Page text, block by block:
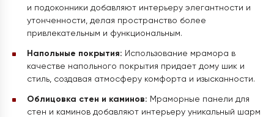
и подоконники добавляют интерьеру элегантности и
утонченности, делая пространство более
привлекательным и функциональным.
Напольные покрытия: Использование мрамора в
качестве напольного покрытия придает дому шик и
стиль, создавая атмосферу комфорта и изысканности.
Облицовка стен и каминов: Мраморные панели для
стен и каминов добавляют интерьеру уникальный шарм